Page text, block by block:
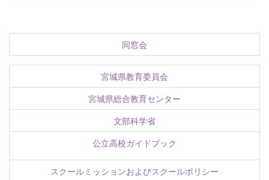
同窓会
宮城県教育委員会
宮城県総合教育センター
文部科学省
公立高校ガイドブック
スクールミッションおよびスクールポリシー